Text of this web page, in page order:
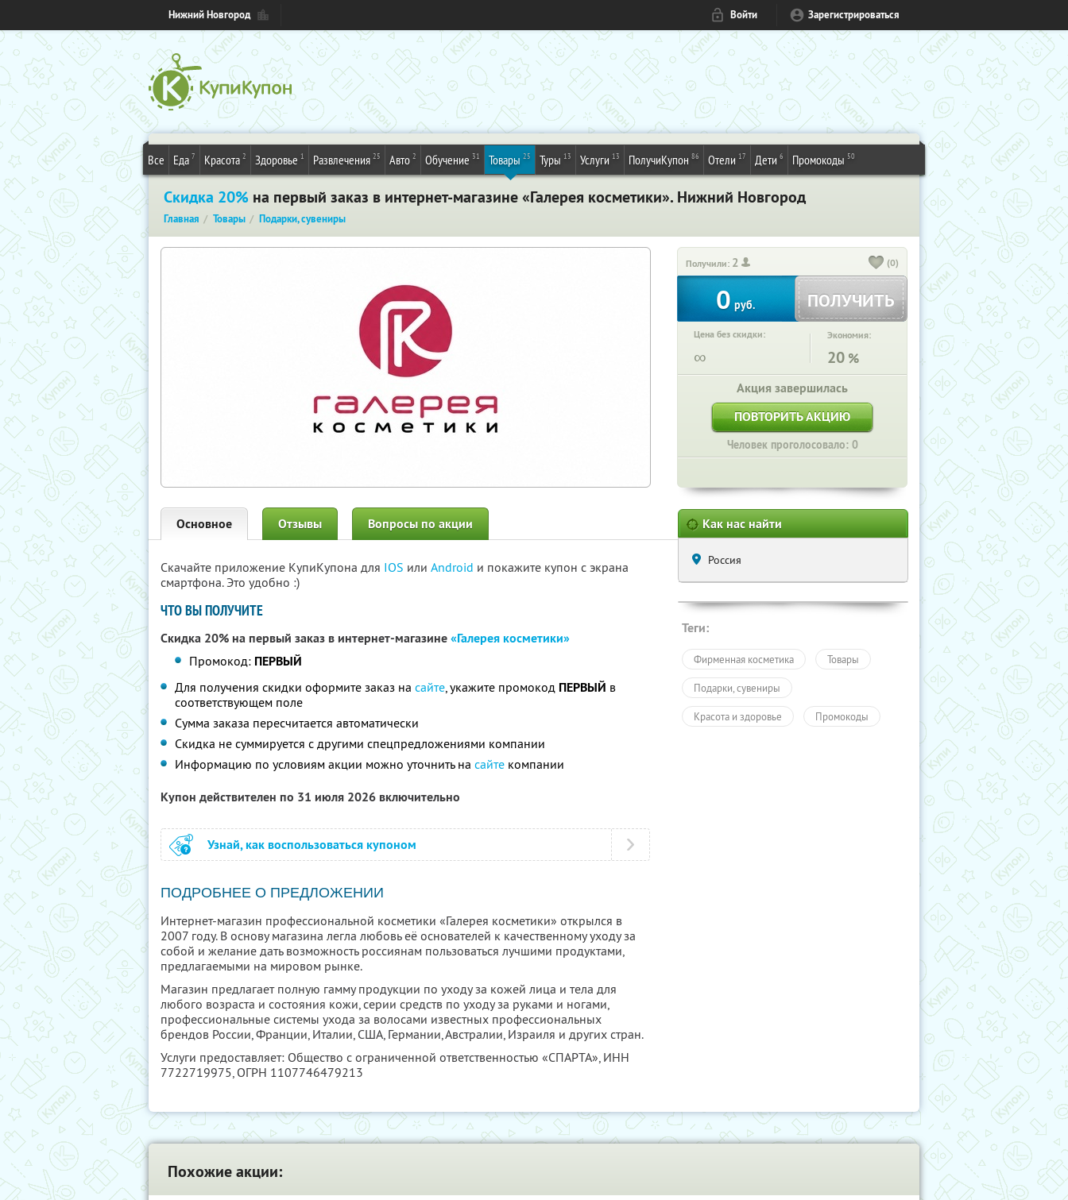
Нижний Новгород Войти Зарегистрироваться
Все Еда 7 Красота 2 Здоровье 1 Развлечения 25 Авто 2 Обучение 31 Товары 25 Туры 13 Услуги 13 ПолучиКупон 86 Отели 17 Дети 6 Промокоды 50
Скидка 20% на первый заказ в интернет-магазине «Галерея косметики». Нижний Новгород
Главная Товары Подарки, сувениры
Получили: 2 (0)
0 руб. ПОЛУЧИТЬ
Цена без скидки:
∞
Экономия:
20 %
Акция завершилась
ПОВТОРИТЬ АКЦИЮ
Человек проголосовало: 0
Основное Отзывы Вопросы по акции
Скачайте приложение КупиКупона для IOS или Android и покажите купон с экрана
смартфона. Это удобно :)
ЧТО ВЫ ПОЛУЧИТЕ
Скидка 20% на первый заказ в интернет-магазине«Галерея косметики»
Промокод: ПЕРВЫЙ
Для получения скидки оформите заказ на сайте, укажите промокод ПЕРВЫЙ в
соответствующем поле
Сумма заказа пересчитается автоматически
Скидка не суммируется с другими спецпредложениями компании
Информацию по условиям акции можно уточнить на сайте компании
Купон действителен по 31 июля 2026 включительно
Узнай, как воспользоваться купоном
ПОДРОБНЕЕ О ПРЕДЛОЖЕНИИ
Интернет-магазин профессиональной косметики «Галерея косметики» открылся в
2007 году. В основу магазина легла любовь её основателей к качественному уходу за
собой и желание дать возможность россиянам пользоваться лучшими продуктами,
предлагаемыми на мировом рынке.
Магазин предлагает полную гамму продукции по уходу за кожей лица и тела для
любого возраста и состояния кожи, серии средств по уходу за руками и ногами,
профессиональные системы ухода за волосами известных профессиональных
брендов России, Франции, Италии, США, Германии, Австралии, Израиля и других стран.
Услуги предоставляет: Общество с ограниченной ответственностью «СПАРТА», ИНН
7722719975, ОГРН 1107746479213
Как нас найти
Россия
Теги:
Фирменная косметика Товары
Подарки, сувениры
Красота и здоровье Промокоды
Похожие акции: